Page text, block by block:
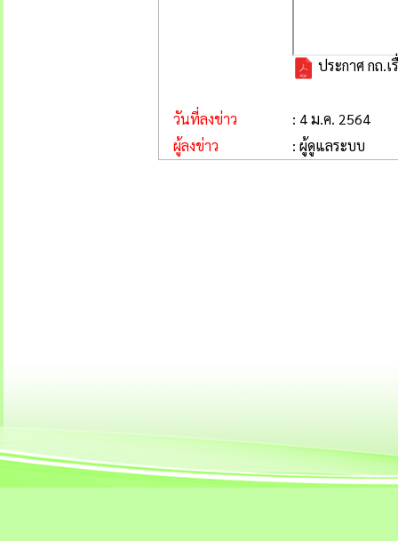
ประกาศ กถ.
วันที่ลงข่าว
: 4 ม.ค. 2564
ผู้ลงข่าว
: ผู้ดูแลระบบ